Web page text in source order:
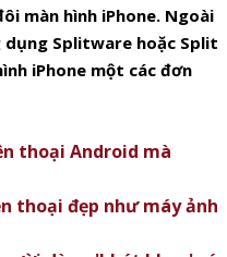
màn hình iPhone. Ngoài
Splitware hoặc Split
iPhone một các đơn
thoại Android mà
thoại đẹp như máy ảnh